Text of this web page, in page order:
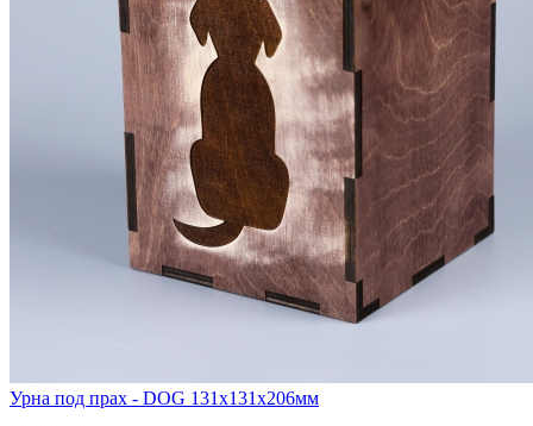
Урна под прах - DOG 131х131х206мм